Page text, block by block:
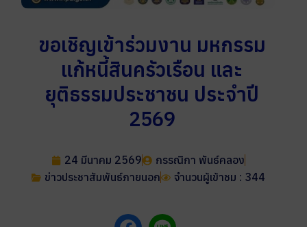
ขอเชิญเข้าร่วมงาน มหกรรม
แก้หนี้สินครัวเรือน และ
ยุติธรรมประชาชน ประจำปี
2569
24 มีนาคม 2569
กรรณิกา พันธ์คลอง
ข่าวประชาสัมพันธ์ภายนอก
จำนวนผู้เข้าชม : 344